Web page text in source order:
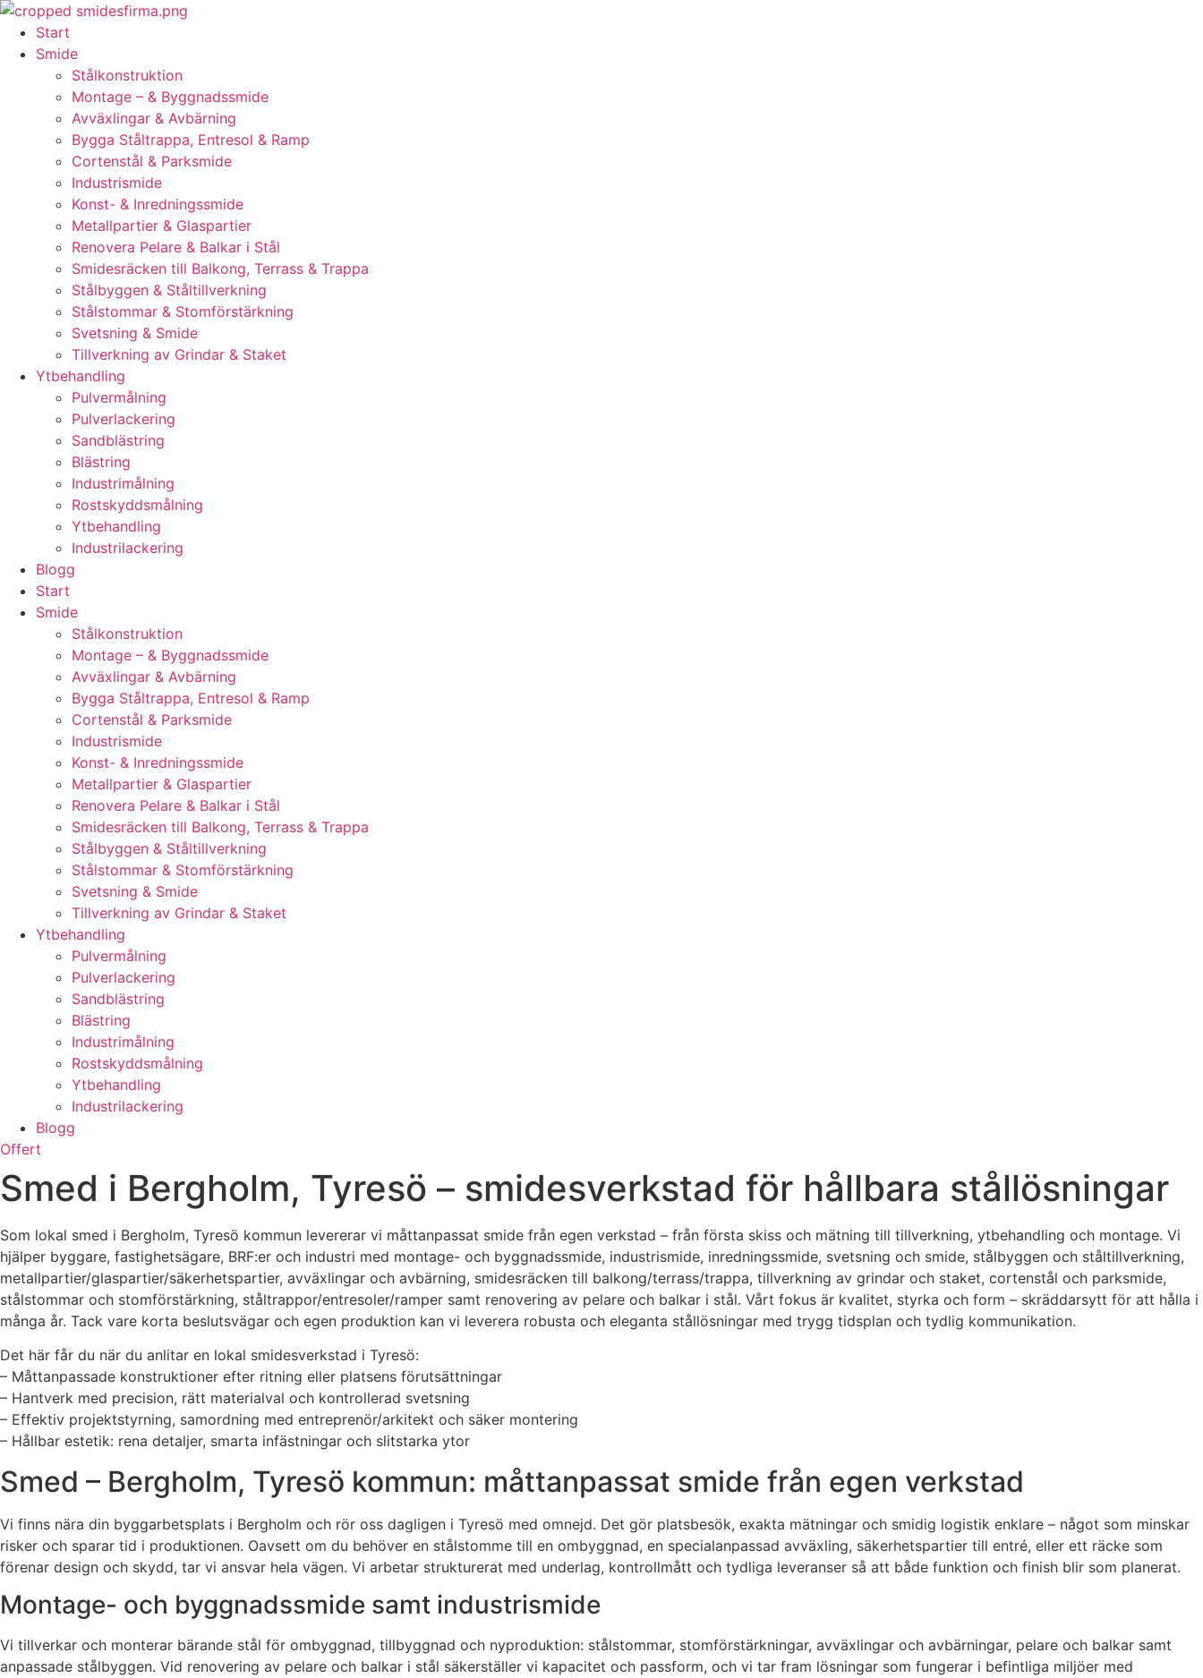
Skip
content
Start
Smide
Stålkonstruktion
Montage – & Byggnadssmide
Avväxlingar & Avbärning
Bygga Ståltrappa, Entresol & Ramp
Cortenstål & Parksmide
Industrismide
Konst- & Inredningssmide
Metallpartier & Glaspartier
Renovera Pelare & Balkar i Stål
Smidesräcken till Balkong, Terrass & Trappa
Stålbyggen & Ståltillverkning
Stålstommar & Stomförstärkning
Svetsning & Smide
Tillverkning av Grindar & Staket
Ytbehandling
Pulvermålning
Pulverlackering
Sandblästring
Blästring
Industrimålning
Rostskyddsmålning
Ytbehandling
Industrilackering
Blogg
Start
Smide
Stålkonstruktion
Montage – & Byggnadssmide
Avväxlingar & Avbärning
Bygga Ståltrappa, Entresol & Ramp
Cortenstål & Parksmide
Industrismide
Konst- & Inredningssmide
Metallpartier & Glaspartier
Renovera Pelare & Balkar i Stål
Smidesräcken till Balkong, Terrass & Trappa
Stålbyggen & Ståltillverkning
Stålstommar & Stomförstärkning
Svetsning & Smide
Tillverkning av Grindar & Staket
Ytbehandling
Pulvermålning
Pulverlackering
Sandblästring
Blästring
Industrimålning
Rostskyddsmålning
Ytbehandling
Industrilackering
Blogg
Offert
Smed i Bergholm, Tyresö – smidesverkstad för hållbara stållösningar
Som lokal smed i Bergholm, Tyresö kommun levererar vi måttanpassat smide från egen verkstad – från första skiss och mätning till tillverkning, ytbehandling och montage. Vi
hjälper byggare, fastighetsägare, BRF:er och industri med montage- och byggnadssmide, industrismide, inredningssmide, svetsning och smide, stålbyggen och ståltillverkning,
metallpartier/glaspartier/säkerhetspartier, avväxlingar och avbärning, smidesräcken till balkong/terrass/trappa, tillverkning av grindar och staket, cortenstål och parksmide,
stålstommar och stomförstärkning, ståltrappor/entresoler/ramper samt renovering av pelare och balkar i stål. Vårt fokus är kvalitet, styrka och form – skräddarsytt för att hålla i
många år. Tack vare korta beslutsvägar och egen produktion kan vi leverera robusta och eleganta stållösningar med trygg tidsplan och tydlig kommunikation.
Det här får du när du anlitar en lokal smidesverkstad i Tyresö:
– Måttanpassade konstruktioner efter ritning eller platsens förutsättningar
– Hantverk med precision, rätt materialval och kontrollerad svetsning
– Effektiv projektstyrning, samordning med entreprenör/arkitekt och säker montering
– Hållbar estetik: rena detaljer, smarta infästningar och slitstarka ytor
Smed – Bergholm, Tyresö kommun: måttanpassat smide från egen verkstad
Vi finns nära din byggarbetsplats i Bergholm och rör oss dagligen i Tyresö med omnejd. Det gör platsbesök, exakta mätningar och smidig logistik enklare – något som minskar
risker och sparar tid i produktionen. Oavsett om du behöver en stålstomme till en ombyggnad, en specialanpassad avväxling, säkerhetspartier till entré, eller ett räcke som
förenar design och skydd, tar vi ansvar hela vägen. Vi arbetar strukturerat med underlag, kontrollmått och tydliga leveranser så att både funktion och finish blir som planerat.
Montage- och byggnadssmide samt industrismide
Vi tillverkar och monterar bärande stål för ombyggnad, tillbyggnad och nyproduktion: stålstommar, stomförstärkningar, avväxlingar och avbärningar, pelare och balkar samt
anpassade stålbyggen. Vid renovering av pelare och balkar i stål säkerställer vi kapacitet och passform, och vi tar fram lösningar som fungerar i befintliga miljöer med